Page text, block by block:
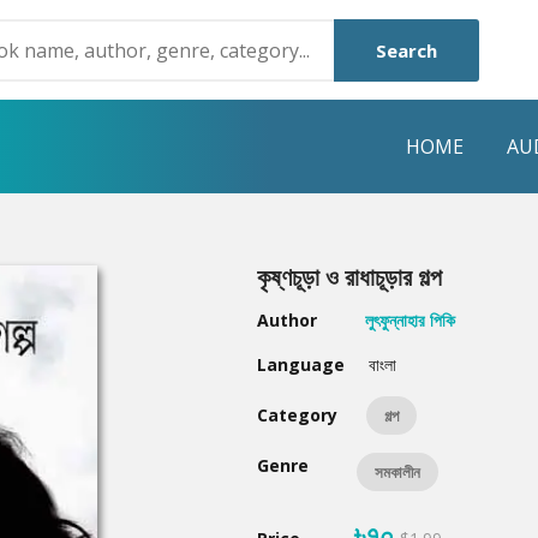
Search
HOME
Humayun Ahmed
Mouri Morium
Hot & New
কৃষ্ণচূড়া ও রাধাচূড়ার গল্প
Author
লুৎফুন্নাহার পিকি
Language
বাংলা
Category গল্প
Genre সমকালীন